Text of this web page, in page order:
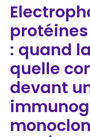
protéines
: quand
quelle
devant